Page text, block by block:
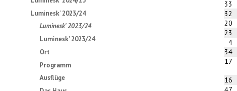
Luminesk' 2023/24
Luminesk' 2023/24
Luminesk' 2023/24
Ort
Programm
Ausflüge
33
32
20
23
4
34
17
16